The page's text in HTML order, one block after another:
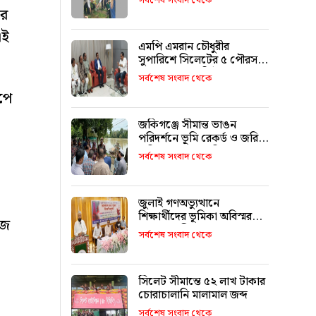
এমপি এমরান চৌধুরীর
সুপারিশে সিলেটের ৫ পৌরসভা
পাচ্ছে ৫ শ কোটি টাকা
সর্বশেষ সংবাদ থেকে
জকিগঞ্জে সীমান্ত ভাঙন
পরিদর্শনে ভূমি রেকর্ড ও জরিপ
অধিদপ্তরের মহাপরিচালক
সর্বশেষ সংবাদ থেকে
জুলাই গণঅভ্যুত্থানে
শিক্ষার্থীদের ভূমিকা অবিস্মরণীয়
: এম এ মালিক
সর্বশেষ সংবাদ থেকে
সিলেট সীমান্তে ৫২ লাখ টাকার
চোরাচালানি মালামাল জব্দ